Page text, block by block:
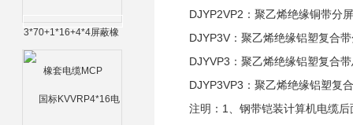
3*70+1*16+4*4屏蔽橡
DJYP2VP2：聚乙烯绝缘铜带分
DJYP3V：聚乙烯绝缘铝塑复合
DJYVP3：聚乙烯绝缘铝塑复合
DJYP3VP3：聚乙烯绝缘铝塑复
注明：1、钢带铠装计算机电缆后